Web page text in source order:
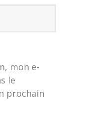
mon e-
le
prochain